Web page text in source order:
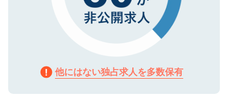
他にはない独占求人を多数保有